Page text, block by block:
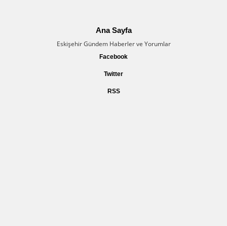
Ana Sayfa
Eskişehir Gündem Haberler ve Yorumlar
Facebook
Twitter
RSS